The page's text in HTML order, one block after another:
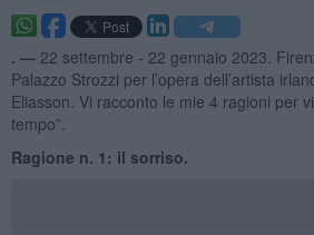
. — 22 settembre - 22 gennaio 2023.
Palazzo Strozzi per l’opera dell’artista
Eliasson. Vi racconto le mie 4 ragioni per
tempo”.
Ragione n. 1: il sorriso.